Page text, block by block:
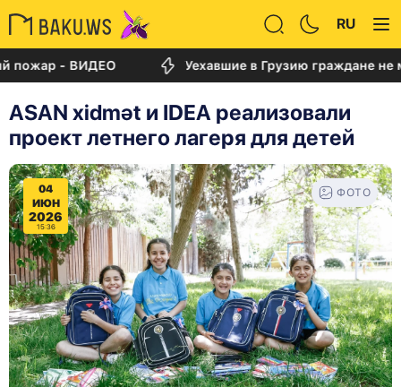
RU
- ВИДЕО Уехавшие в Грузию граждане не
ASAN xidmət и IDEA реализовали
проект летнего лагеря для детей
04
ИЮН
2026
15:36
ФОТО